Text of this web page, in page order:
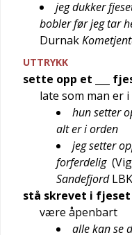
jeg dukker
bobler før jeg tar
Durnak
UTTRYKK
sette opp et ___
late som man er
hun setter
alt er i orden
jeg setter
forferdelig (
Sandefjord LBK
stå skrevet i fjeset
være åpenbart
alle kan se